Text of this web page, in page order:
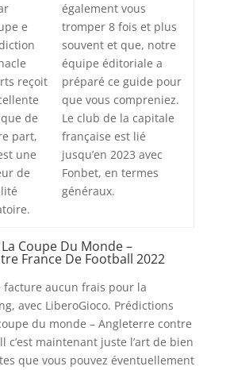
e
reçoit
de
part,
une
de
également vous
tromper 8 fois et plus
souvent et que, notre
équipe éditoriale a
préparé ce guide pour
que vous compreniez.
Le club de la capitale
française est lié
jusqu’en 2023 avec
Fonbet, en termes
généraux.
Coupe Du Monde –
France De Football 2022
facture aucun frais pour la
avec LiberoGioco. Prédictions
du monde – Angleterre contre
c’est maintenant juste l’art de bien
que vous pouvez éventuellement